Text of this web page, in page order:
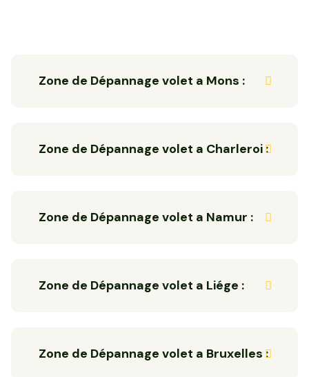
Zone de Dépannage volet a Mons :
Zone de Dépannage volet a Charleroi :
Zone de Dépannage volet a Namur :
Zone de Dépannage volet a Liége :
Zone de Dépannage volet a Bruxelles :